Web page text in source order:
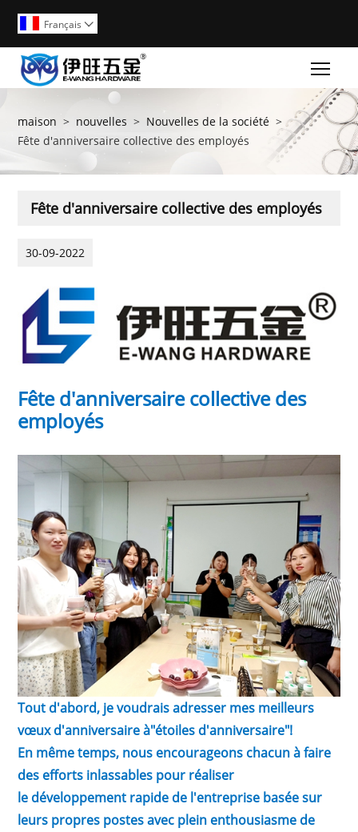
Français 
maison > nouvelles > Nouvelles de la société >
Fête d'anniversaire collective des employés
Fête d'anniversaire collective des employés
30-09-2022
Fête d'anniversaire collective des
employés
Tout d'abord, je voudrais adresser mes meilleurs
vœux d'anniversaire à"étoiles d'anniversaire"!
En même temps, nous encourageons chacun à faire
des efforts inlassables pour réaliser
le développement rapide de l'entreprise basée sur
leurs propres postes avec plein enthousiasme de